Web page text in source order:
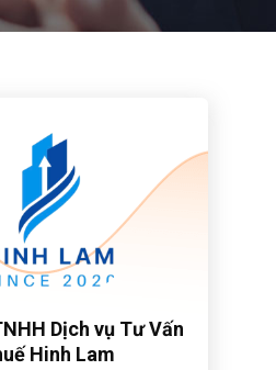
Dịch vụ Tư Vấn
Hinh Lam